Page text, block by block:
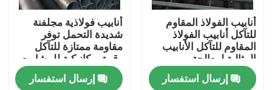
حولنا
جولة في المصنع
أنابيب الفولاذ المقاوم
للتآكل أنابيب الفولاذ
المقاوم للتآكل الأنابيب
المثالية لمعالجة
الكيماويات والأنظمة
الصناعيةإرسال استفسار
أنابيب فولاذية مجلفنة
شديدة التحمل توفر
مقاومة ممتازة للتآكل
وقوة ميكانيكية للمشاريع
الصناعية
إرسال استفسار